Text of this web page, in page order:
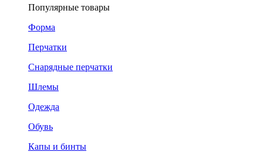
Популярные товары
Форма
Перчатки
Снарядные перчатки
Шлемы
Одежда
Обувь
Капы и бинты